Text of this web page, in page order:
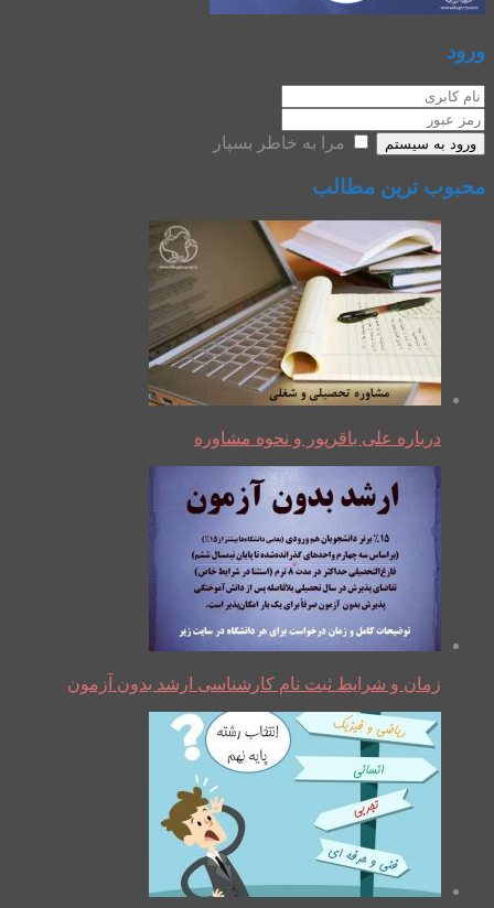
ورود
ورود به سیستم مرا به خاطر بسپار
محبوب ترین مطالب
درباره علی باقرپور و نحوه مشاوره
زمان و شرایط ثبت نام کارشناسی ارشد بدون آزمون